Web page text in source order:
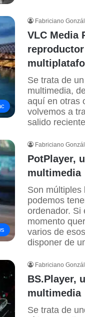
Fabriciano
VLC Media
Se trata de
multimedia,
aquí en otras
volvemos a
salido
Fabriciano
PotPlayer,
multimedia
Son múltiples
podemos
ordenador. Si
momento
varios de
disponer de
Fabriciano
BS.Player,
multimedia
Se trata de